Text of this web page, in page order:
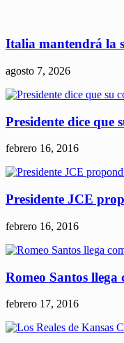
Italia mantendrá la
agosto 7, 2026
Presidente dice que
febrero 16, 2016
Presidente JCE
febrero 16, 2016
Romeo Santos
febrero 17, 2016